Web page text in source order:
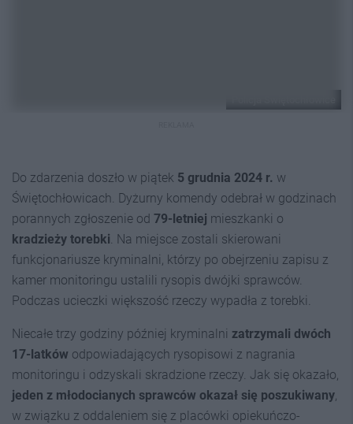
Do zdarzenia doszło w piątek 5 grudnia 2024 r. w
Świętochłowicach. Dyżurny komendy odebrał w godzinach
porannych zgłoszenie od 79-letniej mieszkanki o
kradzieży torebki . Na miejsce zostali skierowani
funkcjonariusze kryminalni, którzy po obejrzeniu zapisu z
kamer monitoringu ustalili rysopis dwójki sprawców.
Podczas ucieczki większość rzeczy wypadła z torebki.
Niecałe trzy godziny później kryminalni zatrzymali dwóch
17-latków odpowiadających rysopisowi z nagrania
monitoringu i odzyskali skradzione rzeczy. Jak się okazało,
jeden z młodocianych sprawców okazał się poszukiwany
w związku z oddaleniem się z placówki opiekuńczo-